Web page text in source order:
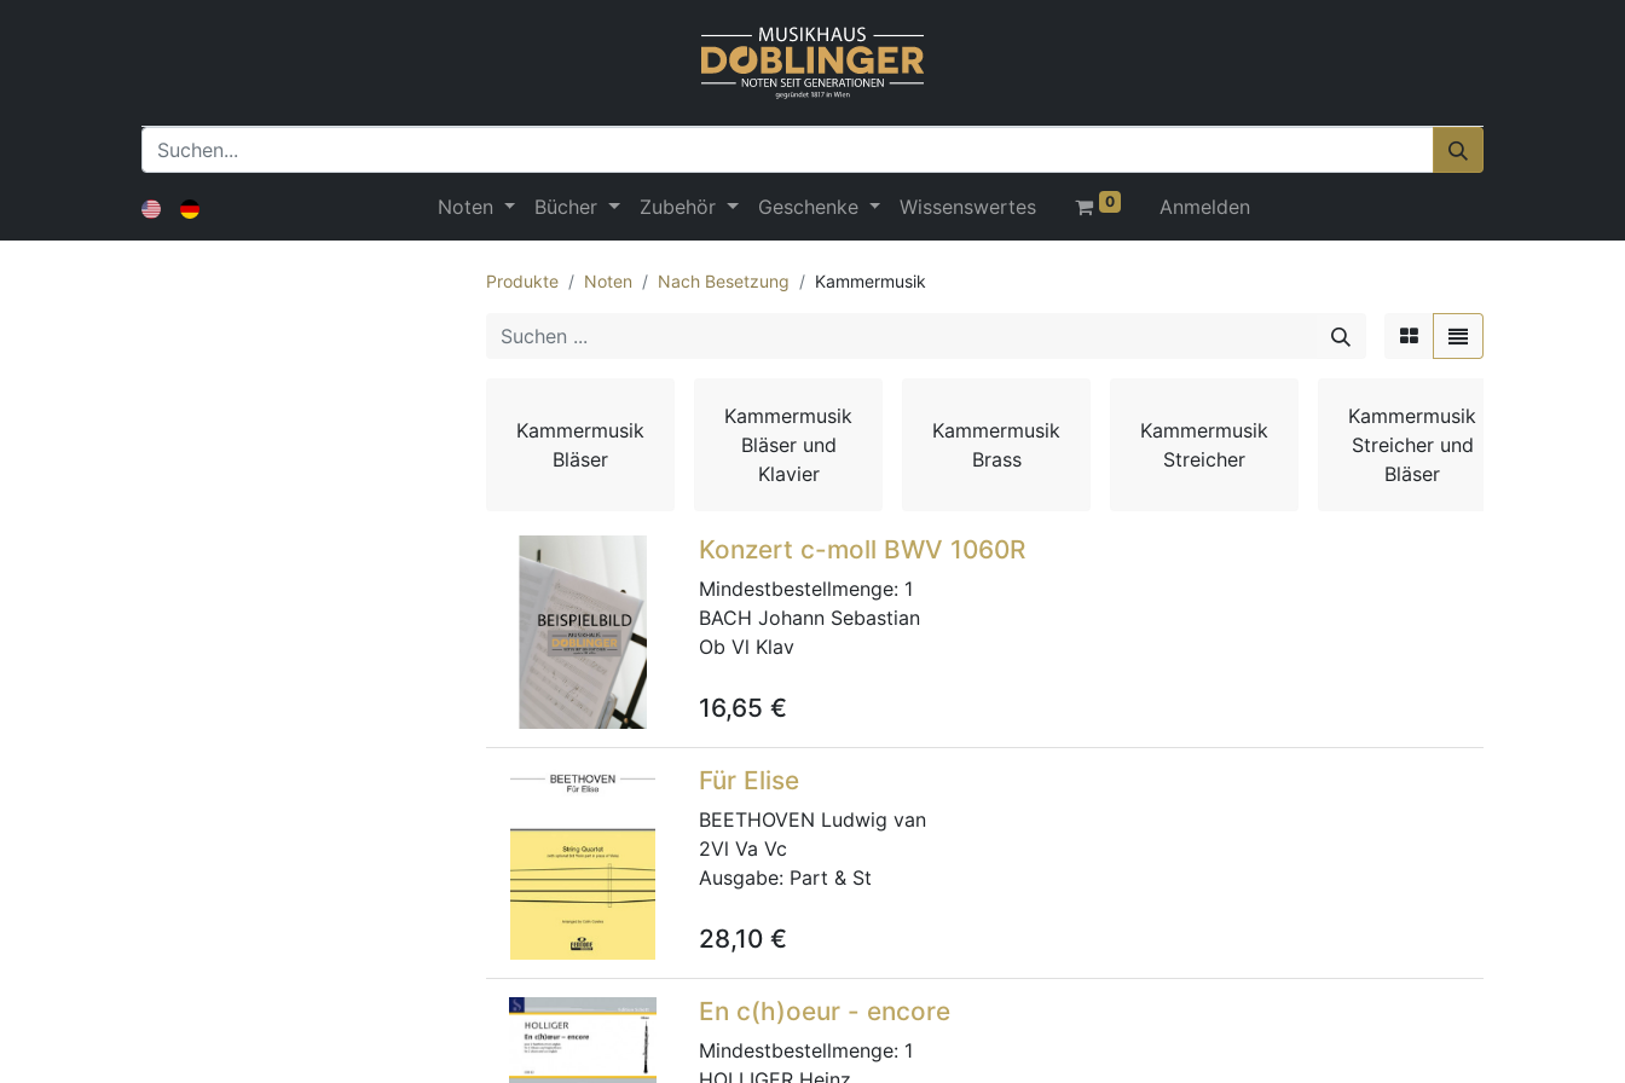
Noten Bücher Zubehör Geschenke Wissenswertes 0 Anmelden
Produkte Noten Nach Besetzung Kammermusik
Kammermusik
Bläser
Kammermusik
Bläser und
Klavier
Kammermusik
Brass
Kammermusik
Streicher
Kammermusik
Streicher und
Bläser
Konzert c-moll BWV 1060R
Mindestbestellmenge: 1
BACH Johann Sebastian
Ob Vl Klav
16,65 €
Für Elise
BEETHOVEN Ludwig van
2Vl Va Vc
Ausgabe: Part & St
28,10 €
En c(h)oeur - encore
Mindestbestellmenge: 1